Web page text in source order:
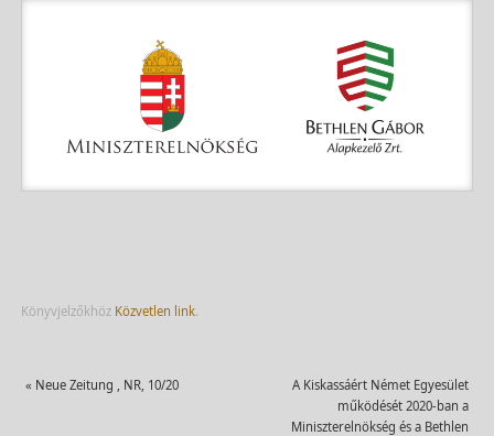
Könyvjelzőkhöz Közvetlen link.
« Neue Zeitung , NR, 10/20
A Kiskassáért Német Egyesület
működését 2020-ban a
Miniszterelnökség és a Bethlen